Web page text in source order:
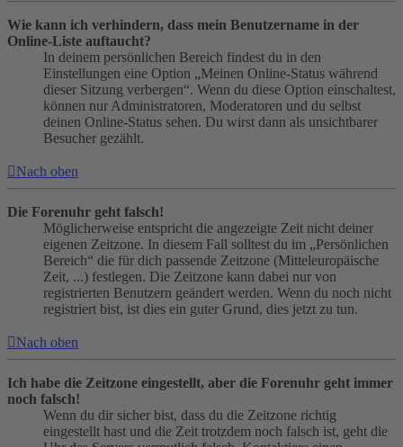
Wie kann ich verhindern, dass mein Benutzername in der
Online-Liste auftaucht?
In deinem persönlichen Bereich findest du in den
Einstellungen eine Option „Meinen Online-Status während
dieser Sitzung verbergen“. Wenn du diese Option einschaltest,
können nur Administratoren, Moderatoren und du selbst
deinen Online-Status sehen. Du wirst dann als unsichtbarer
Besucher gezählt.
Nach oben
Die Forenuhr geht falsch!
Möglicherweise entspricht die angezeigte Zeit nicht deiner
eigenen Zeitzone. In diesem Fall solltest du im „Persönlichen
Bereich“ die für dich passende Zeitzone (Mitteleuropäische
Zeit, ...) festlegen. Die Zeitzone kann dabei nur von
registrierten Benutzern geändert werden. Wenn du noch nicht
registriert bist, ist dies ein guter Grund, dies jetzt zu tun.
Nach oben
Ich habe die Zeitzone eingestellt, aber die Forenuhr geht immer
noch falsch!
Wenn du dir sicher bist, dass du die Zeitzone richtig
eingestellt hast und die Zeit trotzdem noch falsch ist, geht die